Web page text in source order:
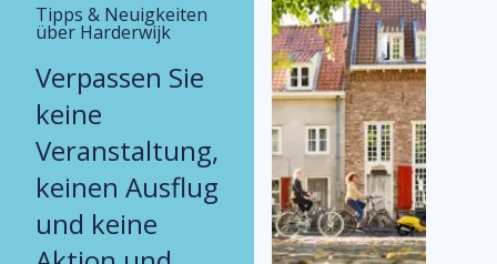
Tipps & Neuigkeiten
über Harderwijk
Verpassen Sie
keine
Veranstaltung,
keinen Ausflug
und keine